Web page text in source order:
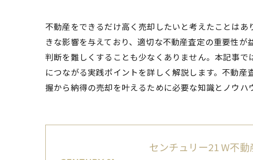
不動産をできるだけ高く売却したいと考えたことは
きな影響を与えており、適切な不動産査定の重要性
判断を難しくすることも少なくありません。本記事
につながる実践ポイントを詳しく解説します。不動
握から納得の売却を叶えるために必要な知識とノウハ
センチュリー21 W不動